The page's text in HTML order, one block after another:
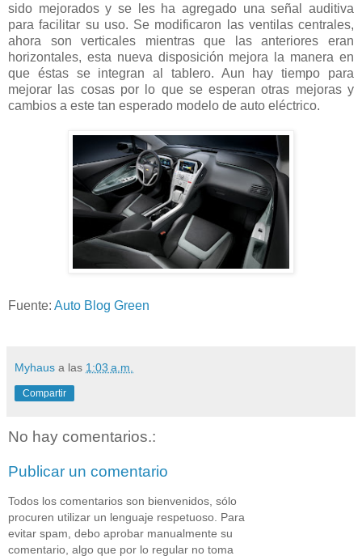
sido mejorados y se les ha agregado una señal auditiva
para facilitar su uso. Se modificaron las ventilas centrales,
ahora son verticales mientras que las anteriores eran
horizontales, esta nueva disposición mejora la manera en
que éstas se integran al tablero. Aun hay tiempo para
mejorar las cosas por lo que se esperan otras mejoras y
cambios a este tan esperado modelo de auto eléctrico.
Fuente: Auto Blog Green
Myhaus a las 1:03 a.m.
Compartir
No hay comentarios.:
Publicar un comentario
Todos los comentarios son bienvenidos, sólo
procuren utilizar un lenguaje respetuoso. Para
evitar spam, debo aprobar manualmente su
comentario, algo que por lo regular no toma